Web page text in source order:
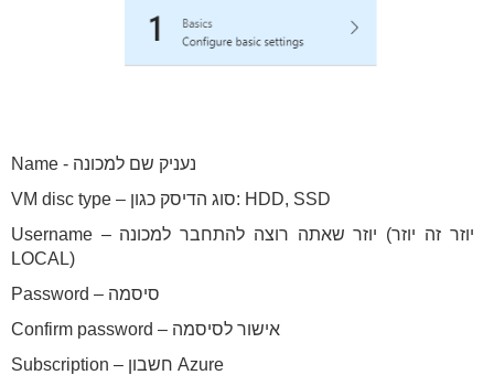
Name - נעניק שם למכונה
VM disc type – סוג הדיסק כגון: HDD, SSD
Username – יוזר שאתה רוצה להתחבר למכונה (יוזר זה יוזר
LOCAL)
Password – סיסמה
Confirm password – אישור לסיסמה
Subscription – חשבון Azure